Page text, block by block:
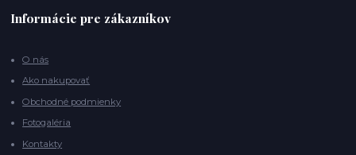
Informácie pre zákazníkov
O nás
Ako nakupovať
Obchodné podmienky
Fotogaléria
Kontakty